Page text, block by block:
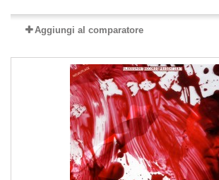
Aggiungi al comparatore